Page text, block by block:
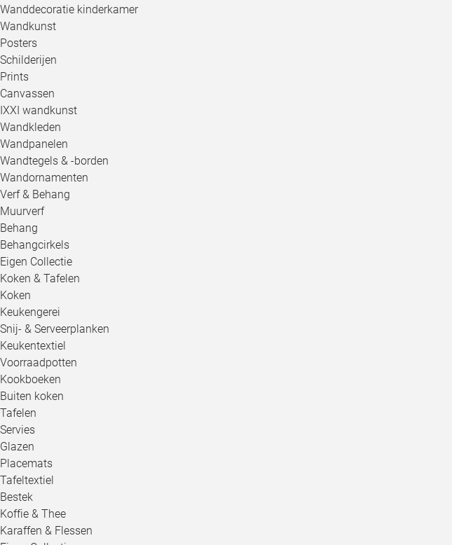
Wanddecoratie kinderkamer
Wandkunst
Posters
Schilderijen
Prints
Canvassen
IXXI wandkunst
Wandkleden
Wandpanelen
Wandtegels & -borden
Wandornamenten
Verf & Behang
Muurverf
Behang
Behangcirkels
Eigen Collectie
Koken & Tafelen
Koken
Keukengerei
Snij- & Serveerplanken
Keukentextiel
Voorraadpotten
Kookboeken
Buiten koken
Tafelen
Servies
Glazen
Placemats
Tafeltextiel
Bestek
Koffie & Thee
Karaffen & Flessen